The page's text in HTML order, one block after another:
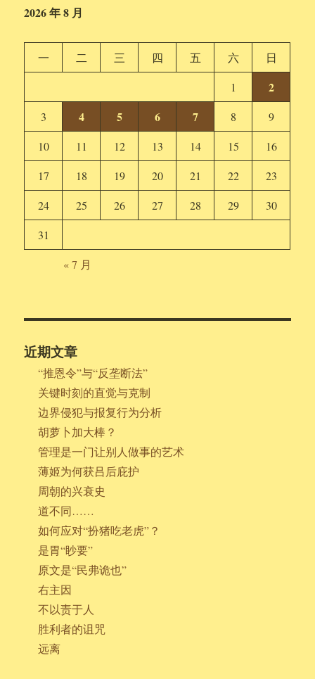
2026 年 8 月
一 二 三 四 五 六
日
1
2
3 4 5 6 7 8
9
10
11 12 13 14 15
16
17
18 19 20 21 22
23
24
25 26 27 28 29
30
31
« 7 月
近期文章
“推恩令”与“反垄断法”
关键时刻的直觉与克制
边界侵犯与报复行为分析
胡萝卜加大棒？
管理是一门让别人做事的艺术
薄姬为何获吕后庇护
周朝的兴衰史
道不同……
如何应对“扮猪吃老虎”？
是胃“眇要”
原文是“民弗诡也”
右主因
不以责于人
胜利者的诅咒
远离